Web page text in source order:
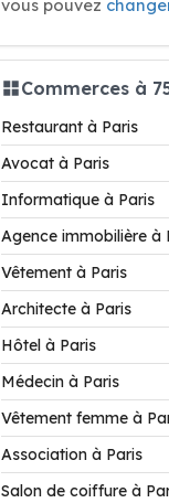
vous pouvez
Commerces à
Restaurant à Paris
Avocat à Paris
Informatique à Paris
Agence immobilière à
Vêtement à Paris
Architecte à Paris
Hôtel à Paris
Médecin à Paris
Vêtement femme à
Association à Paris
Salon de coiffure à